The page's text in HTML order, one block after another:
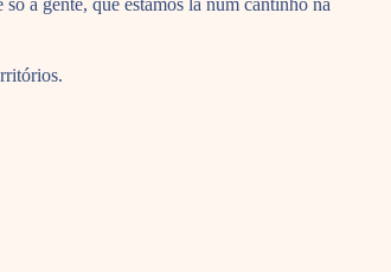
a gente, que estamos lá num cantinho na